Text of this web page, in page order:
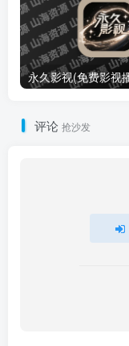
评论 抢沙发